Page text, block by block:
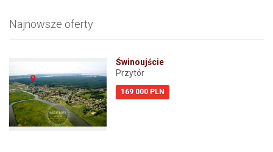
Najnowsze oferty
Świnoujście
Przytór
169 000 PLN